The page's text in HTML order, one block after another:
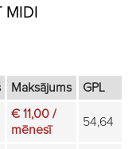
MIDI
Maksājums GPL
€ 11,00 /
mēnesī
54,64